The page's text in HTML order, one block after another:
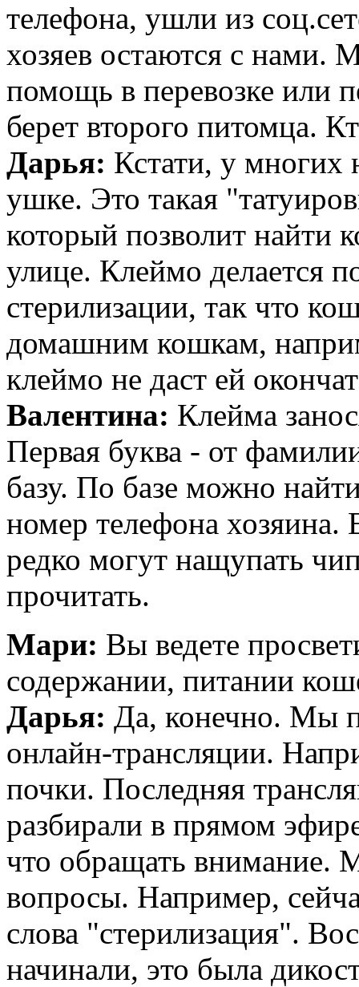
телефона, ушли из
хозяев остаются с нами.
помощь в перевозке или
берет второго питомца.
Дарья: Кстати, у многих
ушке. Это такая
который позволит найти
улице. Клеймо делается
стерилизации, так что
домашним кошкам,
клеймо не даст ей
Валентина: Клейма
Первая буква - от
базу. По базе можно
номер телефона
редко могут нащупать
прочитать.
Мари: Вы ведете
содержании, питании
Дарья: Да, конечно. Мы
онлайн-трансляции.
почки. Последняя
разбирали в прямом
что обращать внимание.
вопросы. Например,
слова "стерилизация".
начинали, это была